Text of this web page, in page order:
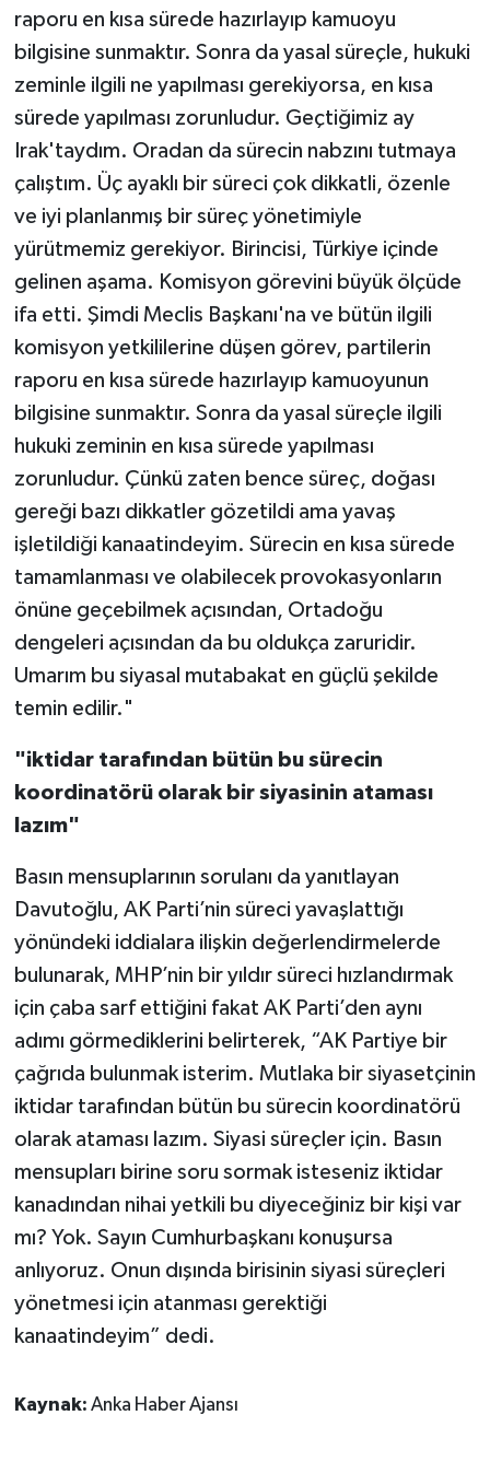
raporu en kısa sürede hazırlayıp kamuoyu
bilgisine sunmaktır. Sonra da yasal süreçle, hukuki
zeminle ilgili ne yapılması gerekiyorsa, en kısa
sürede yapılması zorunludur. Geçtiğimiz ay
Irak'taydım. Oradan da sürecin nabzını tutmaya
çalıştım. Üç ayaklı bir süreci çok dikkatli, özenle
ve iyi planlanmış bir süreç yönetimiyle
yürütmemiz gerekiyor. Birincisi, Türkiye içinde
gelinen aşama. Komisyon görevini büyük ölçüde
ifa etti. Şimdi Meclis Başkanı'na ve bütün ilgili
komisyon yetkililerine düşen görev, partilerin
raporu en kısa sürede hazırlayıp kamuoyunun
bilgisine sunmaktır. Sonra da yasal süreçle ilgili
hukuki zeminin en kısa sürede yapılması
zorunludur. Çünkü zaten bence süreç, doğası
gereği bazı dikkatler gözetildi ama yavaş
işletildiği kanaatindeyim. Sürecin en kısa sürede
tamamlanması ve olabilecek provokasyonların
önüne geçebilmek açısından, Ortadoğu
dengeleri açısından da bu oldukça zaruridir.
Umarım bu siyasal mutabakat en güçlü şekilde
temin edilir."
"iktidar tarafından bütün bu sürecin
koordinatörü olarak bir siyasinin ataması
lazım"
Basın mensuplarının sorulanı da yanıtlayan
Davutoğlu, AK Parti’nin süreci yavaşlattığı
yönündeki iddialara ilişkin değerlendirmelerde
bulunarak, MHP’nin bir yıldır süreci hızlandırmak
için çaba sarf ettiğini fakat AK Parti’den aynı
adımı görmediklerini belirterek, “AK Partiye bir
çağrıda bulunmak isterim. Mutlaka bir siyasetçinin
iktidar tarafından bütün bu sürecin koordinatörü
olarak ataması lazım. Siyasi süreçler için. Basın
mensupları birine soru sormak isteseniz iktidar
kanadından nihai yetkili bu diyeceğiniz bir kişi var
mı? Yok. Sayın Cumhurbaşkanı konuşursa
anlıyoruz. Onun dışında birisinin siyasi süreçleri
yönetmesi için atanması gerektiği
kanaatindeyim” dedi.
Kaynak: Anka Haber Ajansı